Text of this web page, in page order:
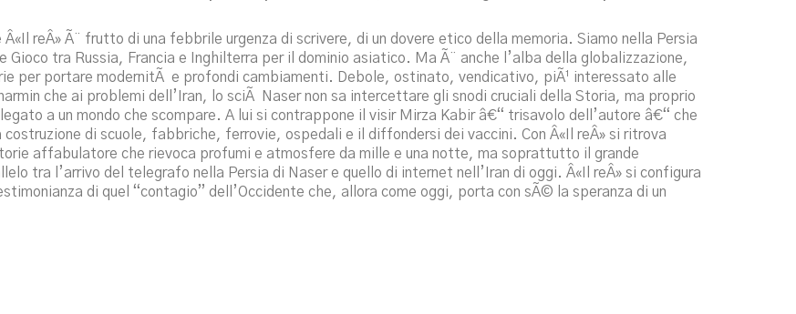
reÂ» Ã¨ frutto di una febbrile urgenza di scrivere, di un dovere etico della memoria. Siamo nella Persia
tra Russia, Francia e Inghilterra per il dominio asiatico. Ma Ã¨ anche l’alba della globalizzazione,
per portare modernitÃ e profondi cambiamenti. Debole, ostinato, vendicativo, piÃ¹ interessato alle
che ai problemi dell’Iran, lo sciÃ Naser non sa intercettare gli snodi cruciali della Storia, ma proprio
a un mondo che scompare. A lui si contrappone il visir Mirza Kabir â€“ trisavolo dell’autore â€“ che
di scuole, fabbriche, ferrovie, ospedali e il diffondersi dei vaccini. Con Â«Il reÂ» si ritrova
affabulatore che rievoca profumi e atmosfere da mille e una notte, ma soprattutto il grande
tra l’arrivo del telegrafo nella Persia di Naser e quello di internet nell’Iran di oggi. Â«Il reÂ» si configura
di quel “contagio” dell’Occidente che, allora come oggi, porta con sÃ© la speranza di un